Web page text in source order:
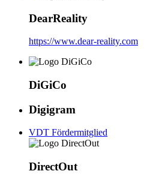
DearReality
https://www.dear-reality.com
DiGiCo
Digigram
VDT Fördermitglied
DirectOut